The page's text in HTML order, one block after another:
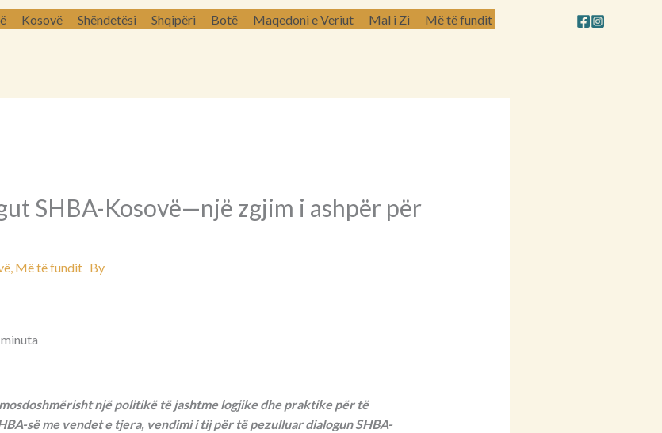
Kosovë Shëndetësi Shqipëri Botë Maqedoni e Veriut Mal i Zi Më të fundit
SHBA-Kosovë—një zgjim i ashpër për
, Më të funditBy
një politikë të jashtme logjike dhe praktike për të
së me vendet e tjera, vendimi i tij për të pezulluar dialogun SHBA-